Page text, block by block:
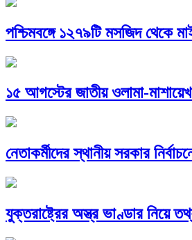
পশ্চিমবঙ্গে ১২৭৯টি মসজিদ থেকে
১৫ আগস্টের জাতীয় ওলামা-
নেতাকর্মীদের স্থানীয় সরকার
যুক্তরাষ্ট্রের অস্ত্র ভাণ্ডার নিয়ে